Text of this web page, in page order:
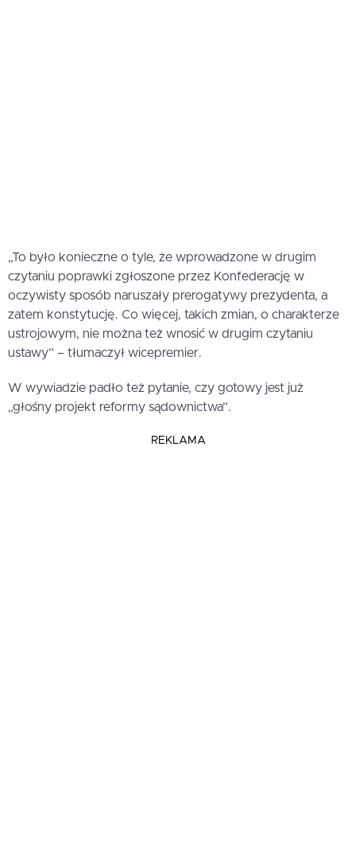
„To było konieczne o tyle, że wprowadzone w drugim
czytaniu poprawki zgłoszone przez Konfederację w
oczywisty sposób naruszały prerogatywy prezydenta, a
zatem konstytucję. Co więcej, takich zmian, o charakterze
ustrojowym, nie można też wnosić w drugim czytaniu
ustawy” – tłumaczył wicepremier.
W wywiadzie padło też pytanie, czy gotowy jest już
„głośny projekt reformy sądownictwa”.
REKLAMA